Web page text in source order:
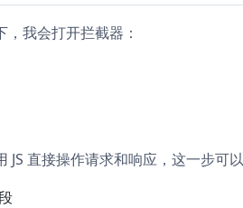
我会打开拦截器：
JS 直接操作请求和响应，这一步可